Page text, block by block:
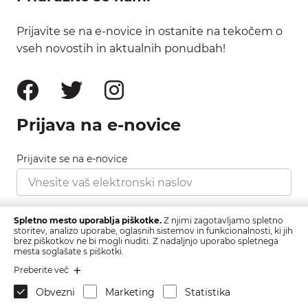
Prijavite se na e-novice in ostanite na tekočem o
vseh novostih in aktualnih ponudbah!
Prijava na e-novice
Prijavite se na e-novice
Strinjam se s pravilnikom zasebnosti, ki ga najdete
tukaj.
Spletno mesto uporablja piškotke. Z njimi zagotavljamo spletno
storitev, analizo uporabe, oglasnih sistemov in funkcionalnosti, ki jih
brez piškotkov ne bi mogli nuditi. Z nadaljnjo uporabo spletnega
mesta soglašate s piškotki.
Preberite več
Obvezni Marketing Statistika